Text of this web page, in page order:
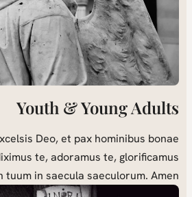
Youth & Young Adults
Deo, et pax hominibus bonae
te, adoramus te, glorificamus
tuum in saecula saeculorum. Amen.